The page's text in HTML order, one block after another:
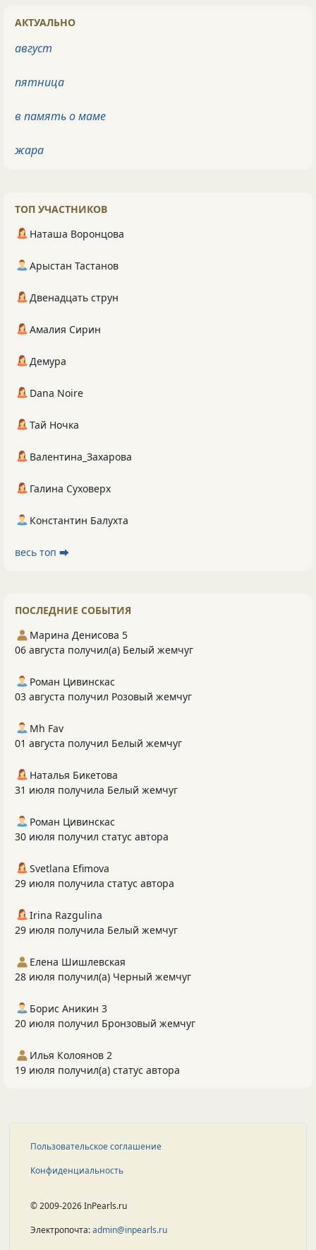
АКТУАЛЬНО
август
пятница
в память о маме
жара
ТОП УЧАСТНИКОВ
Наташа Воронцова
Арыстан Тастанов
Двенадцать струн
Амалия Сирин
Демура
Dana Noire
Тай Ночка
Валентина_Захарова
Галина Суховерх
Константин Балухта
весь топ ⮕
ПОСЛЕДНИЕ СОБЫТИЯ
Марина Денисова 5
06 августа получил(а) Белый жемчуг
Роман Цивинскас
03 августа получил Розовый жемчуг
Mh Fav
01 августа получил Белый жемчуг
Наталья Бикетова
31 июля получила Белый жемчуг
Роман Цивинскас
30 июля получил статус автора
Svetlana Efimova
29 июля получила статус автора
Irina Razgulina
29 июля получила Белый жемчуг
Елена Шишлевская
28 июля получил(а) Черный жемчуг
Борис Аникин 3
20 июля получил Бронзовый жемчуг
Илья Колоянов 2
19 июля получил(а) статус автора
Пользовательское соглашение
Конфиденциальность
© 2009-2026 InPearls.ru
Электропочта:admin@inpearls.ru